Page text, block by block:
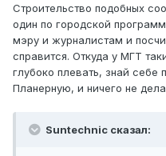
Строительство подобных
один по городской
мэру и журналистам и
справится. Откуда у МГТ
глубоко плевать, знай себе
Планерную, и ничего не
Suntechnic сказал: